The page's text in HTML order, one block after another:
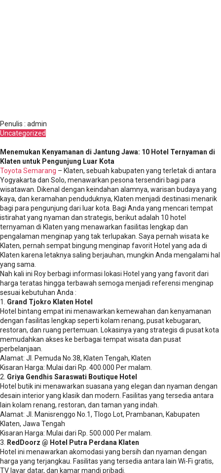
Penulis : admin
Uncategorized
Menemukan Kenyamanan di Jantung Jawa: 10 Hotel Ternyaman di
Klaten untuk Pengunjung Luar Kota
Toyota Semarang – Klaten, sebuah kabupaten yang terletak di antara
Yogyakarta dan Solo, menawarkan pesona tersendiri bagi para
wisatawan. Dikenal dengan keindahan alamnya, warisan budaya yang
kaya, dan keramahan penduduknya, Klaten menjadi destinasi menarik
bagi para pengunjung dari luar kota. Bagi Anda yang mencari tempat
istirahat yang nyaman dan strategis, berikut adalah 10 hotel
ternyaman di Klaten yang menawarkan fasilitas lengkap dan
pengalaman menginap yang tak terlupakan. Saya pernah wisata ke
Klaten, pernah sempat bingung menginap favorit Hotel yang ada di
Klaten karena letaknya saling berjauhan, mungkin Anda mengalami hal
yang sama.
Nah kali ini Roy berbagi informasi lokasi Hotel yang yang favorit dari
harga teratas hingga terbawah semoga menjadi referensi menginap
sesuai kebutuhan Anda :
1. Grand Tjokro Klaten Hotel
Hotel bintang empat ini menawarkan kemewahan dan kenyamanan
dengan fasilitas lengkap seperti kolam renang, pusat kebugaran,
restoran, dan ruang pertemuan. Lokasinya yang strategis di pusat kota
memudahkan akses ke berbagai tempat wisata dan pusat
perbelanjaan.
Alamat: Jl. Pemuda No.38, Klaten Tengah, Klaten
Kisaran Harga: Mulai dari Rp. 400.000 Per malam.
2. Griya Gendhis Saraswati Boutique Hotel
Hotel butik ini menawarkan suasana yang elegan dan nyaman dengan
desain interior yang klasik dan modern. Fasilitas yang tersedia antara
lain kolam renang, restoran, dan taman yang indah.
Alamat: Jl. Manisrenggo No.1, Tlogo Lot, Prambanan, Kabupaten
Klaten, Jawa Tengah
Kisaran Harga: Mulai dari Rp. 500.000 Per malam.
3.
RedDoorz @ Hotel Putra Perdana Klaten
Hotel ini menawarkan akomodasi yang bersih dan nyaman dengan
harga yang terjangkau. Fasilitas yang tersedia antara lain Wi-Fi gratis,
TV layar datar, dan kamar mandi pribadi.